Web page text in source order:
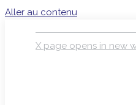
Aller au contenu
X page opens in new